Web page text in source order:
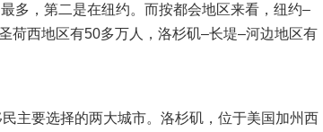
多，第二是在纽约。而按都会地区来看，纽约–
荷西地区有50多万人，洛杉矶–长堤–河边地区有
主要选择的两大城市。洛杉矶，位于美国加州西